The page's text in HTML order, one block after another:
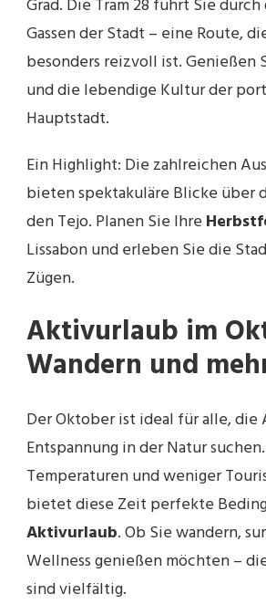
Grad. Die Tram 28 führt Sie
Gassen der Stadt – eine Route,
besonders reizvoll ist. Genießen
und die lebendige Kultur der
Hauptstadt.
Ein Highlight: Die zahlreichen
bieten spektakuläre Blicke über
den Tejo. Planen Sie Ihre
Lissabon und erleben Sie die
Zügen.
Aktivurlaub im
Wandern und
Der Oktober ist ideal für alle,
Entspannung in der Natur
Temperaturen und weniger
bietet diese Zeit perfekte
Aktivurlaub. Ob Sie wandern,
Wellness genießen möchten –
sind vielfältig.